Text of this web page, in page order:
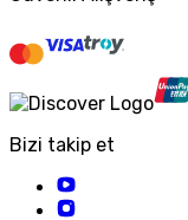
Bizi takip et